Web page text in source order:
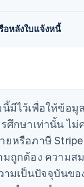
อหลังใบแจ้งหนี้
มีไว้เพื่อให้ข้อมู
ศึกษาเท่านั้น ไม่
หรือภาษี
มถูกต้อง ความส
ามเป็นปัจจุบันข